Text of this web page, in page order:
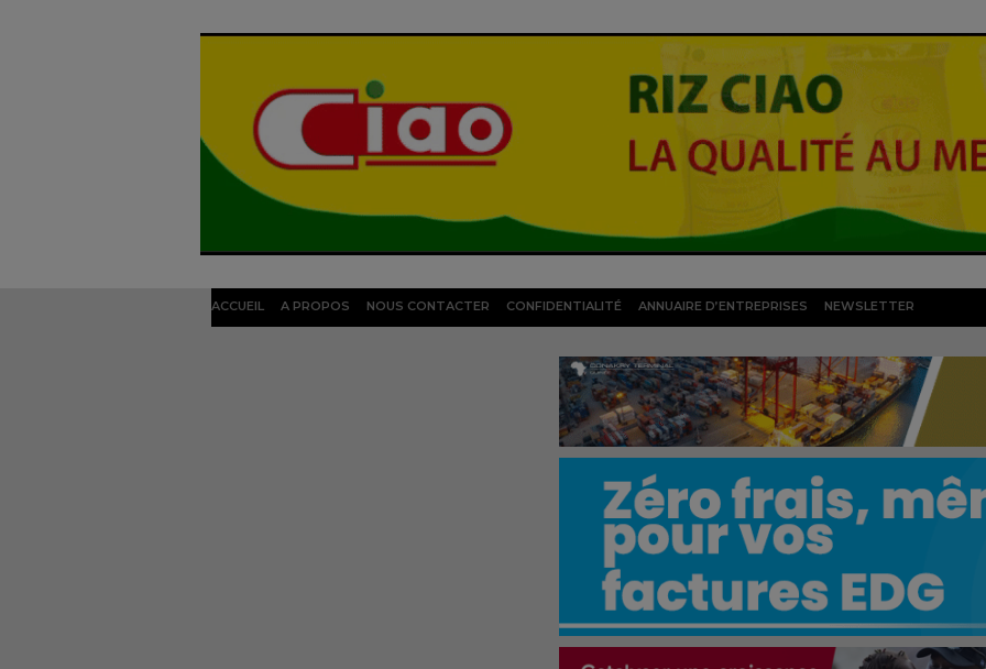
ACCUEIL A PROPOS NOUS CONTACTER CONFIDENTIALITÉ ANNUAIRE D’ENTREPRISES NEWSLETTER